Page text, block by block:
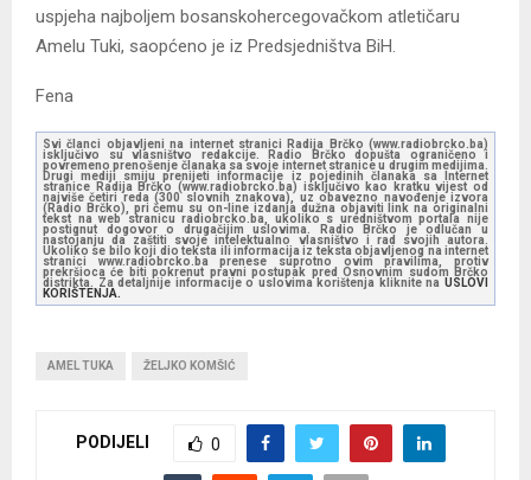
uspjeha najboljem bosanskohercegovačkom atletičaru
Amelu Tuki, saopćeno je iz Predsjedništva BiH.
Fena
Svi članci objavljeni na internet stranici Radija Brčko (www.radiobrcko.ba)
isključivo su vlasništvo redakcije. Radio Brčko dopušta ograničeno i
povremeno prenošenje članaka sa svoje internet stranice u drugim medijima.
Drugi mediji smiju prenijeti informacije iz pojedinih članaka sa Internet
stranice Radija Brčko (www.radiobrcko.ba) isključivo kao kratku vijest od
najviše četiri reda (300 slovnih znakova), uz obavezno navođenje izvora
(Radio Brčko), pri čemu su on-line izdanja dužna objaviti link na originalni
tekst na web stranicu radiobrcko.ba, ukoliko s uredništvom portala nije
postignut dogovor o drugačijim uslovima. Radio Brčko je odlučan u
nastojanju da zaštiti svoje intelektualno vlasništvo i rad svojih autora.
Ukoliko se bilo koji dio teksta ili informacija iz teksta objavljenog na internet
stranici www.radiobrcko.ba prenese suprotno ovim pravilima, protiv
prekršioca će biti pokrenut pravni postupak pred Osnovnim sudom Brčko
distrikta. Za detaljnije informacije o uslovima korištenja kliknite na USLOVI
KORIŠTENJA.
AMEL TUKA ŽELJKO KOMŠIĆ
PODIJELI 0